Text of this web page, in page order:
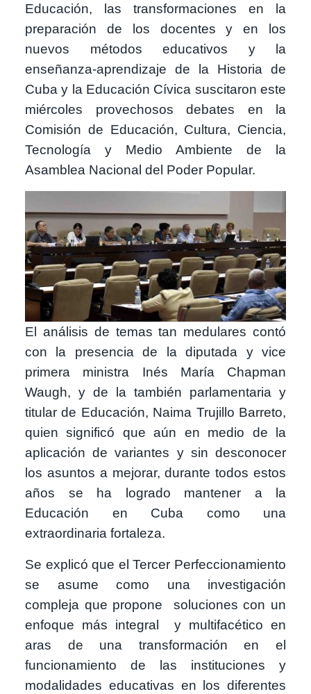
Educación, las transformaciones en la
preparación de los docentes y en los
nuevos métodos educativos y la
enseñanza-aprendizaje de la Historia de
Cuba y la Educación Cívica suscitaron este
miércoles provechosos debates en la
Comisión de Educación, Cultura, Ciencia,
Tecnología y Medio Ambiente de la
Asamblea Nacional del Poder Popular.
El análisis de temas tan medulares contó
con la presencia de la diputada y vice
primera ministra Inés María Chapman
Waugh, y de la también parlamentaria y
titular de Educación, Naima Trujillo Barreto,
quien significó que aún en medio de la
aplicación de variantes y sin desconocer
los asuntos a mejorar, durante todos estos
años se ha logrado mantener a la
Educación en Cuba como una
extraordinaria fortaleza.
Se explicó que el Tercer Perfeccionamiento
se asume como una investigación
compleja que propone soluciones con un
enfoque más integral y multifacético en
aras de una transformación en el
funcionamiento de las instituciones y
modalidades educativas en los diferentes